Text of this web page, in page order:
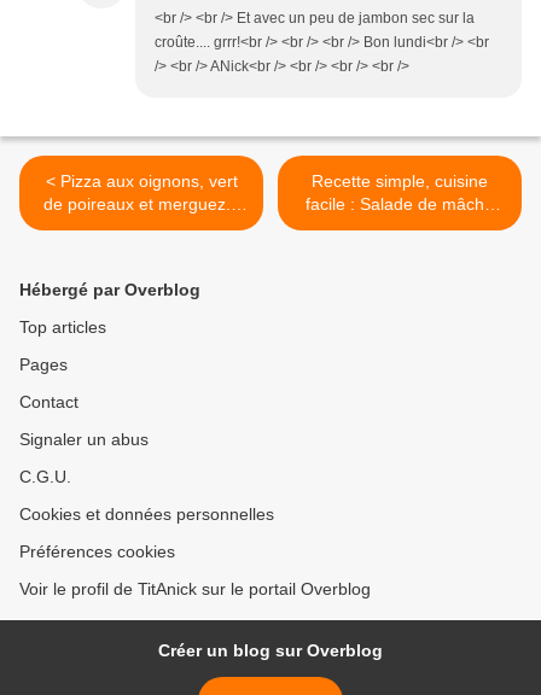
<br /> <br /> Et avec un peu de jambon sec sur la
croûte.... grrr!<br /> <br /> <br /> Bon lundi<br /> <br
/> <br /> ANick<br /> <br /> <br /> <br />
< Pizza aux oignons, vert
de poireaux et merguez...
Cuisine facile!
Recette simple, cuisine
facile : Salade de mâche
aux oeufs durs >
Hébergé par Overblog
Top articles
Pages
Contact
Signaler un abus
C.G.U.
Cookies et données personnelles
Préférences cookies
Voir le profil de TitAnick sur le portail Overblog
Créer un blog sur Overblog